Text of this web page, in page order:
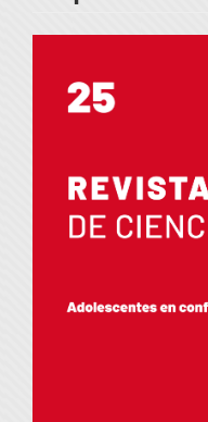
lateral
del